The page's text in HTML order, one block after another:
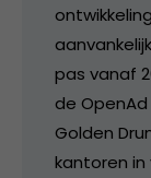
pas vanaf
de
Golden
kantoren in